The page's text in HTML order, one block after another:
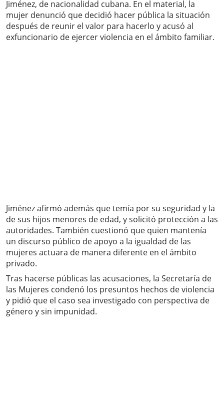
Jiménez, de nacionalidad cubana. En el material, la
mujer denunció que decidió hacer pública la situación
después de reunir el valor para hacerlo y acusó al
exfuncionario de ejercer violencia en el ámbito familiar.
Jiménez afirmó además que temía por su seguridad y la
de sus hijos menores de edad, y solicitó protección a las
autoridades. También cuestionó que quien mantenía
un discurso público de apoyo a la igualdad de las
mujeres actuara de manera diferente en el ámbito
privado.
Tras hacerse públicas las acusaciones, la Secretaría de
las Mujeres condenó los presuntos hechos de violencia
y pidió que el caso sea investigado con perspectiva de
género y sin impunidad.